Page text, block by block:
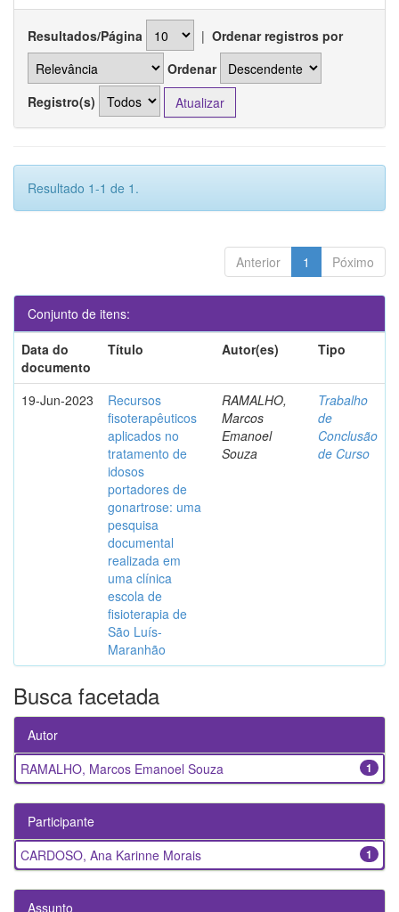
Resultados/Página | Ordenar registros por
Ordenar
Registro(s)
Resultado 1-1 de 1.
Anterior 1 Póximo
Conjunto de itens:
Data do
documento
Título Autor(es) Tipo
19-Jun-2023
Recursos
fisoterapêuticos
aplicados no
tratamento de
idosos
portadores de
gonartrose: uma
pesquisa
documental
realizada em
uma clínica
escola de
fisioterapia de
São Luís-
Maranhão
RAMALHO,
Marcos
Emanoel
Souza
Trabalho
de
Conclusão
de Curso
Busca facetada
Autor
1
RAMALHO, Marcos Emanoel Souza
Participante
1
CARDOSO, Ana Karinne Morais
Assunto